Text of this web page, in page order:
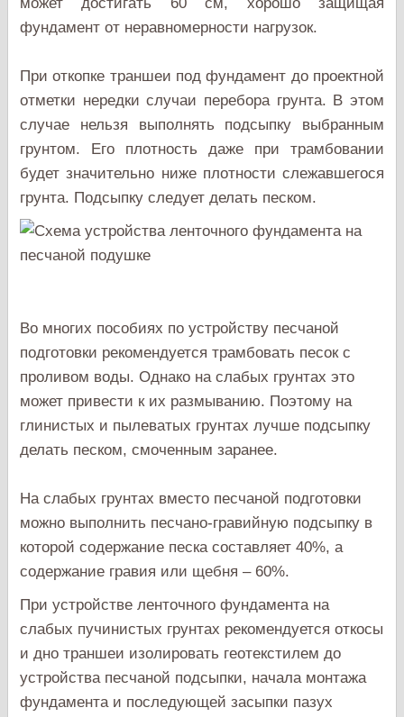
фундамент от неравномерности нагрузок.
При откопке траншеи под фундамент до проектной
отметки нередки случаи перебора грунта. В этом
случае нельзя выполнять подсыпку выбранным
грунтом. Его плотность даже при трамбовании
будет значительно ниже плотности слежавшегося
грунта. Подсыпку следует делать песком.
Во многих пособиях по устройству песчаной
подготовки рекомендуется трамбовать песок с
проливом воды. Однако на слабых грунтах это
может привести к их размыванию. Поэтому на
глинистых и пылеватых грунтах лучше подсыпку
делать песком, смоченным заранее.
На слабых грунтах вместо песчаной подготовки
можно выполнить песчано-гравийную подсыпку в
которой содержание песка составляет 40%, а
содержание гравия или щебня – 60%.
При устройстве ленточного фундамента на
слабых пучинистых грунтах рекомендуется откосы
и дно траншеи изолировать геотекстилем до
устройства песчаной подсыпки, начала монтажа
фундамента и последующей засыпки пазух